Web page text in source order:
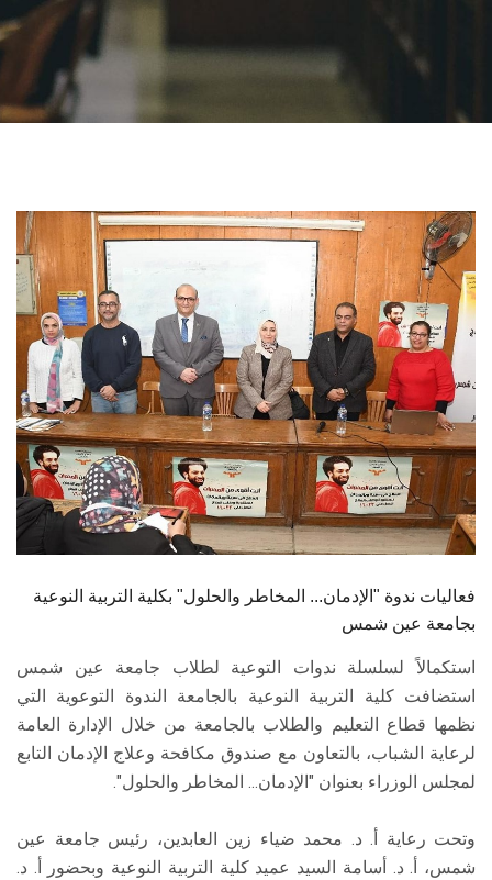
المراكز والوحدات
الأنظمة الذكية
الطلاب
هيئة التدريس
الدراسات العليا
الخريجين
الموظفون
الزائـرون
فعاليات ندوة "الإدمان... المخاطر والحلول" بكلية التربية النوعية
بجامعة عين شمس
استكمالاً لسلسلة ندوات التوعية لطلاب جامعة عين شمس
استضافت كلية التربية النوعية بالجامعة الندوة التوعوية التي
نظمها قطاع التعليم والطلاب بالجامعة من خلال الإدارة العامة
لرعاية الشباب، بالتعاون مع صندوق مكافحة وعلاج الإدمان التابع
لمجلس الوزراء بعنوان "الإدمان... المخاطر والحلول".
وتحت رعاية أ. د. محمد ضياء زين العابدين، رئيس جامعة عين
شمس، أ. د. أسامة السيد عميد كلية التربية النوعية وبحضور أ. د.